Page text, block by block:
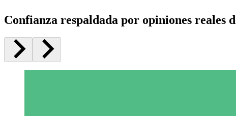
Confianza respaldada por opiniones reales